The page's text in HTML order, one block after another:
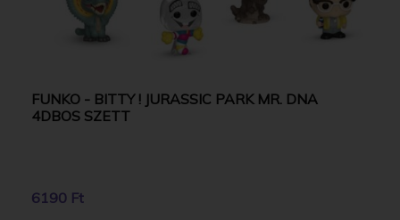
FUNKO - BITTY ! JURASSIC PARK MR. DNA
4DBOS SZETT
6190 Ft